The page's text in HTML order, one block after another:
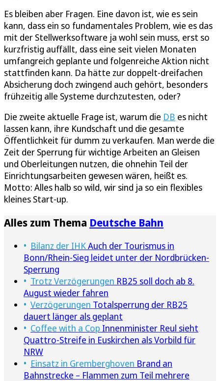
Es bleiben aber Fragen. Eine davon ist, wie es sein
kann, dass ein so fundamentales Problem, wie es das
mit der Stellwerksoftware ja wohl sein muss, erst so
kurzfristig auffällt, dass eine seit vielen Monaten
umfangreich geplante und folgenreiche Aktion nicht
stattfinden kann. Da hätte zur doppelt-dreifachen
Absicherung doch zwingend auch gehört, besonders
frühzeitig alle Systeme durchzutesten, oder?
Die zweite aktuelle Frage ist, warum die DB es nicht
lassen kann, ihre Kundschaft und die gesamte
Öffentlichkeit für dumm zu verkaufen. Man werde die
Zeit der Sperrung für wichtige Arbeiten an Gleisen
und Oberleitungen nutzen, die ohnehin Teil der
Einrichtungsarbeiten gewesen wären, heißt es.
Motto: Alles halb so wild, wir sind ja so ein flexibles
kleines Start-up.
Alles zum Thema Deutsche Bahn
Bilanz der IHKAuch der Tourismus in
Bonn/Rhein-Sieg leidet unter der Nordbrücken-
Sperrung
Trotz Verzögerungen RB25 soll doch ab 8.
August wieder fahren
Verzögerungen Totalsperrung der RB25
dauert länger als geplant
Coffee with a Cop Innenminister Reul sieht
Quattro-Streife in Euskirchen als Vorbild für
NRW
Einsatz in Gremberghoven Brand an
Bahnstrecke – Flammen zum Teil mehrere